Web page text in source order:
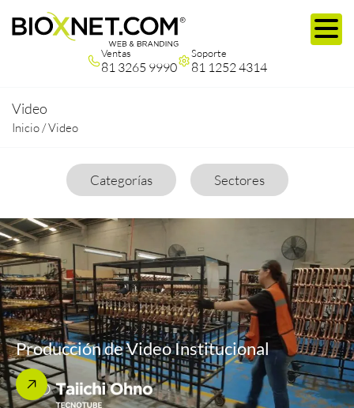
Ventas
81 3265 9990
Soporte
81 1252 4314
Video
Inicio /Video
Categorías Sectores
Producción de Video Institucional